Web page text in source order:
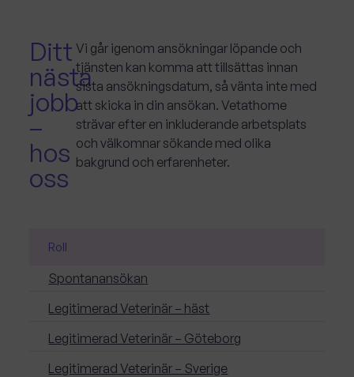
Ditt
nästa
jobb
–
hos
oss
Vi går igenom ansökningar löpande och
tjänsten kan komma att tillsättas innan
sista ansökningsdatum, så vänta inte med
att skicka in din ansökan. Vetathome
strävar efter en inkluderande arbetsplats
och välkomnar sökande med olika
bakgrund och erfarenheter.
Roll
Spontanansökan
Legitimerad Veterinär – häst
Legitimerad Veterinär – Göteborg
Legitimerad Veterinär – Sverige